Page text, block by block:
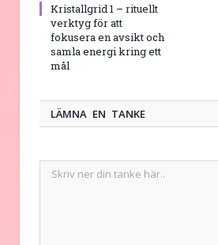
Kristallgrid 1 – rituellt
verktyg för att
fokusera en avsikt och
samla energi kring ett
mål
LÄMNA EN TANKE